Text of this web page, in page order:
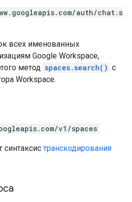
auth/chat.s
всех именованных
Google Workspace,
метод spaces.search() с
Workspace.
v1/spaces
синтаксис транскодирования